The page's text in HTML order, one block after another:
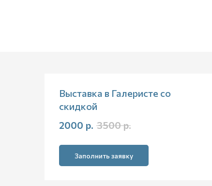
Выставка в Галеристе со
скидкой
2000 р. 3500 р.
Заполнить заявку